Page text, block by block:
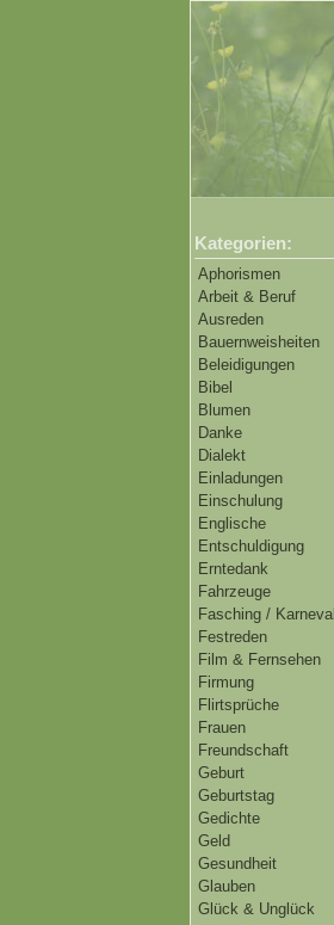
Kategorien:
Aphorismen
Arbeit & Beruf
Ausreden
Bauernweisheiten
Beleidigungen
Bibel
Blumen
Danke
Dialekt
Einladungen
Einschulung
Englische
Entschuldigung
Erntedank
Fahrzeuge
Fasching / Karneval
Festreden
Film & Fernsehen
Firmung
Flirtsprüche
Frauen
Freundschaft
Geburt
Geburtstag
Gedichte
Geld
Gesundheit
Glauben
Glück & Unglück